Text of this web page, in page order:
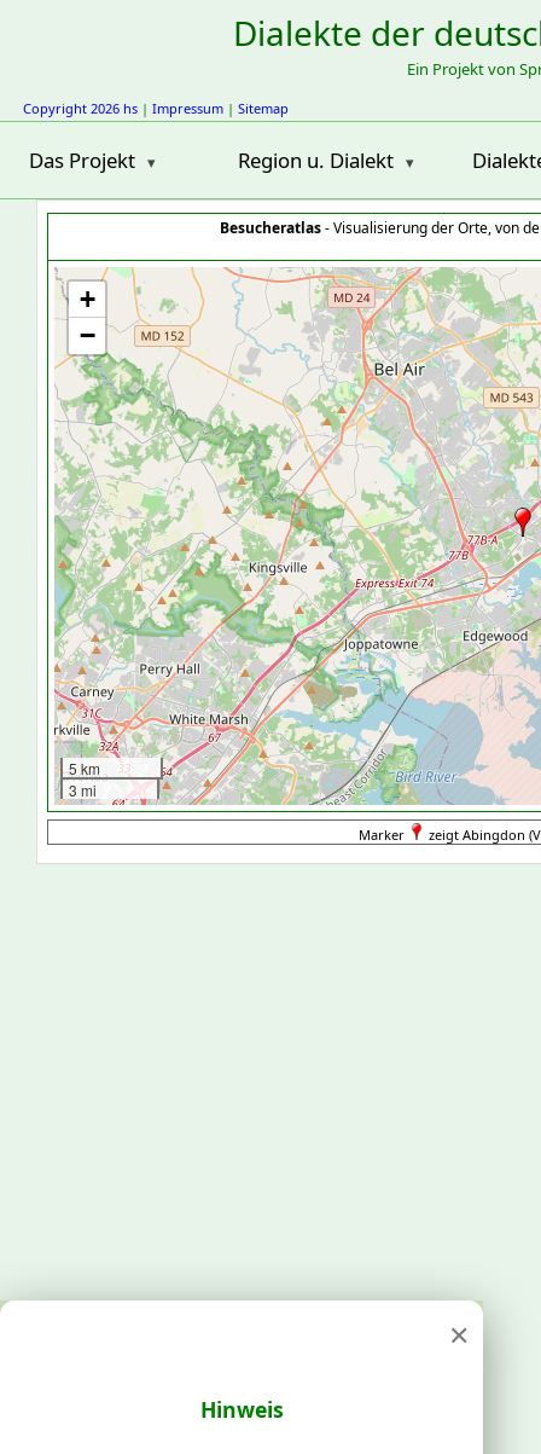
Dialekte der
Ein Projekt von
Copyright 2026 hs | Impressum | Sitemap
Das Projekt Region u. Dialekt
Besucheratlas- Visualisierung der Orte, von
+
−
5 km
3 mi
Marker zeigt Abingdon
×
Hinweis